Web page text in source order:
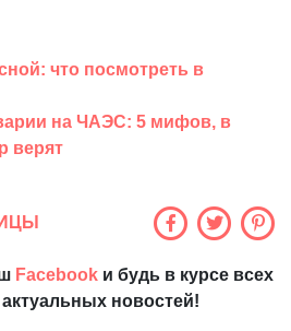
что посмотреть в
на ЧАЭС: 5 мифов, в
верят
Facebook и будь в курсе всех
новостей!